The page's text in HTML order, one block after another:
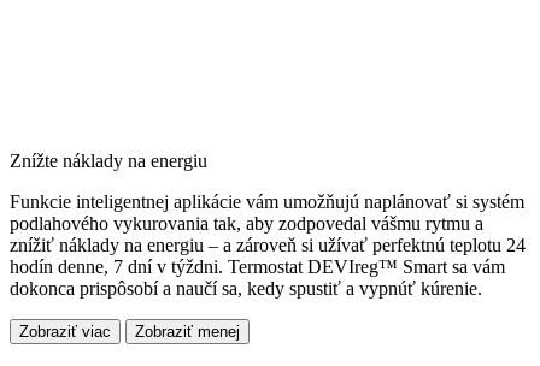
Znížte náklady na energiu
Funkcie inteligentnej aplikácie vám umožňujú naplánovať si systém
podlahového vykurovania tak, aby zodpovedal vášmu rytmu a
znížiť náklady na energiu – a zároveň si užívať perfektnú teplotu 24
hodín denne, 7 dní v týždni. Termostat DEVIreg™ Smart sa vám
dokonca prispôsobí a naučí sa, kedy spustiť a vypnúť kúrenie.
Zobraziť viac Zobraziť menej